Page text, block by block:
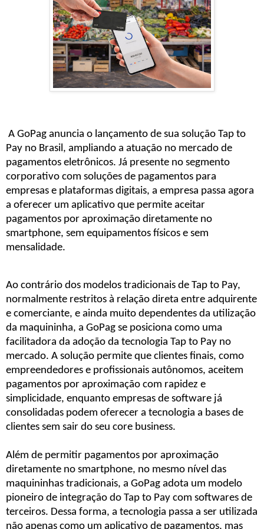
A GoPag anuncia o lançamento de sua solução Tap to
Pay no Brasil, ampliando a atuação no mercado de
pagamentos eletrônicos. Já presente no segmento
corporativo com soluções de pagamentos para
empresas e plataformas digitais, a empresa passa agora
a oferecer um aplicativo que permite aceitar
pagamentos por aproximação diretamente no
smartphone, sem equipamentos físicos e sem
mensalidade.
Ao contrário dos modelos tradicionais de Tap to Pay,
normalmente restritos à relação direta entre adquirente
e comerciante, e ainda muito dependentes da utilização
da maquininha, a GoPag se posiciona como uma
facilitadora da adoção da tecnologia Tap to Pay no
mercado. A solução permite que clientes finais, como
empreendedores e profissionais autônomos, aceitem
pagamentos por aproximação com rapidez e
simplicidade, enquanto empresas de software já
consolidadas podem oferecer a tecnologia a bases de
clientes sem sair do seu core business.
Além de permitir pagamentos por aproximação
diretamente no smartphone, no mesmo nível das
maquininhas tradicionais, a GoPag adota um modelo
pioneiro de integração do Tap to Pay com softwares de
terceiros. Dessa forma, a tecnologia passa a ser utilizada
não apenas como um aplicativo de pagamentos, mas